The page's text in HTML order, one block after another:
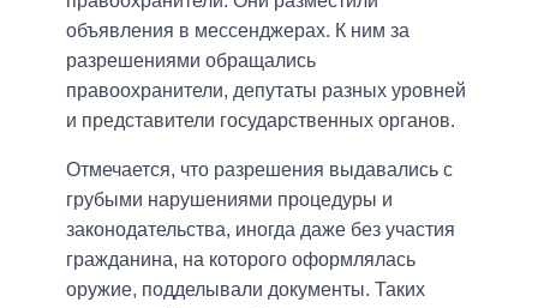
объявления в мессенджерах. К ним за
разрешениями обращались
правоохранители, депутаты разных уровней
и представители государственных органов.
Отмечается, что разрешения выдавались с
грубыми нарушениями процедуры и
законодательства, иногда даже без участия
гражданина, на которого оформлялась
оружие, подделывали документы. Таких